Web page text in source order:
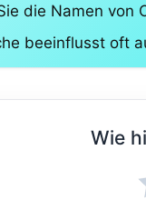
die Namen
beeinflusst oft
Wie